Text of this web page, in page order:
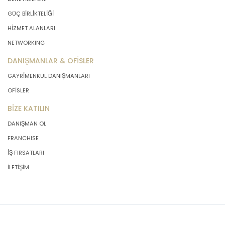
önce veri sahiplerinin bilgisine
belirtilen meşru ve hukuka uygun
amaçlar dışında işlenmeyecektir..
4. İşlendikleri Amaçla Bağlantılı, Sınırlı
ve Ölçülü Olma
MASTERTURK FRANCHİSİNG
GAYRİMENKUL SATIŞ VE PAZARLAMA
amaçların gerçekleştirilmesine
elverişli bir biçimde işleyecek ve
amacın gerçekleştirilmesi ile ilgili
GÜÇ BİRLİKTELİĞİ
HİZMET ALANLARI
NETWORKING
DANIŞMANLAR & OFİSLER
GAYRİMENKUL DANIŞMANLARI
OFİSLER
BİZE KATILIN
DANIŞMAN OL
FRANCHISE
İŞ FIRSATLARI
İLETİŞİM